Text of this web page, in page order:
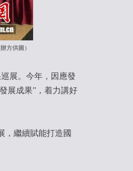
方供圖）
展。今年，因應發
展成果”，着力講好
繼續賦能打造國